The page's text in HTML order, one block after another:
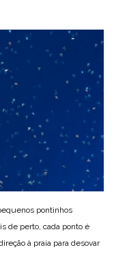
pontinhos
de perto, cada ponto é
à praia para desovar